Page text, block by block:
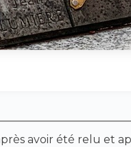
avoir été relu et